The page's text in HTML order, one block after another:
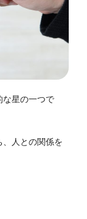
な星の一つで
人との関係を